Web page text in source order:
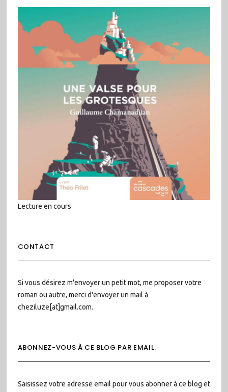
Lecture en cours
CONTACT
Si vous désirez m'envoyer un petit mot, me proposer votre
roman ou autre, merci d'envoyer un mail à
cheziluze[at]gmail.com.
ABONNEZ-VOUS À CE BLOG PAR EMAIL.
Saisissez votre adresse email pour vous abonner à ce blog et